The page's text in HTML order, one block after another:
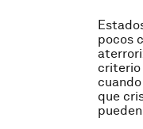
pocos
criterio
que